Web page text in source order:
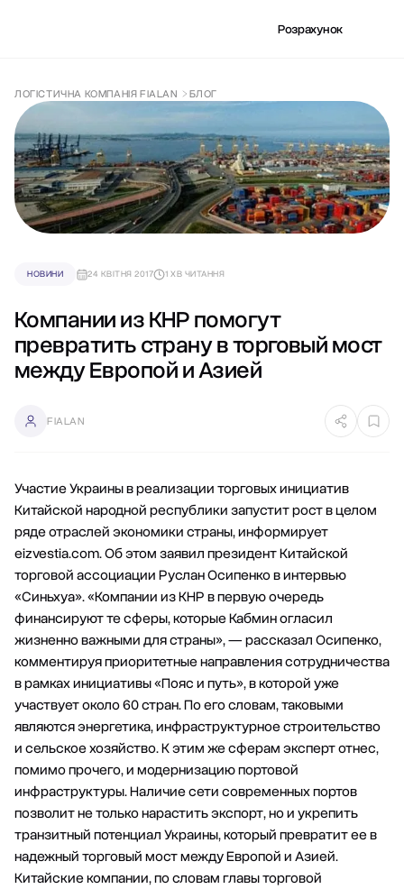
Розрахунок
ЛОГІСТИЧНА КОМПАНІЯ FIALAN БЛОГ
НОВИНИ 24 КВІТНЯ 2017 1 ХВ ЧИТАННЯ
Компании из КНР помогут
превратить страну в торговый мост
между Европой и Азией
FIALAN
Участие Украины в реализации торговых инициатив
Китайской народной республики запустит рост в целом
ряде отраслей экономики страны, информирует
еizvestia.com. Об этом заявил президент Китайской
торговой ассоциации Руслан Осипенко в интервью
«Синьхуа». «Компании из КНР в первую очередь
финансируют те сферы, которые Кабмин огласил
жизненно важными для страны», — рассказал Осипенко,
комментируя приоритетные направления сотрудничества
в рамках инициативы «Пояс и путь», в которой уже
участвует около 60 стран. По его словам, таковыми
являются энергетика, инфраструктурное строительство
и сельское хозяйство. К этим же сферам эксперт отнес,
помимо прочего, и модернизацию портовой
инфраструктуры. Наличие сети современных портов
позволит не только нарастить экспорт, но и укрепить
транзитный потенциал Украины, который превратит ее в
надежный торговый мост между Европой и Азией.
Китайские компании, по словам главы торговой